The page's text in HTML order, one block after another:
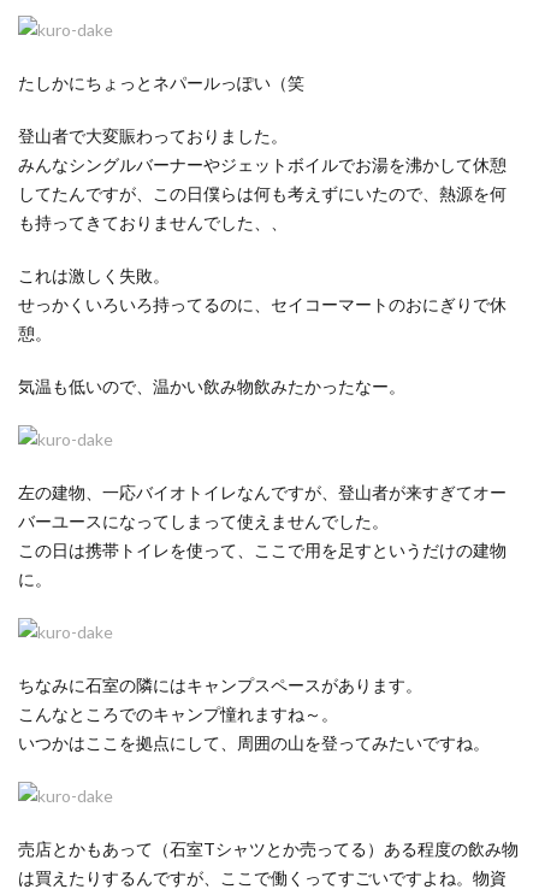
たしかにちょっとネパールっぽい（笑
登山者で大変賑わっておりました。
みんなシングルバーナーやジェットボイルでお湯を沸かして休憩
してたんですが、この日僕らは何も考えずにいたので、熱源を何
も持ってきておりませんでした、、
これは激しく失敗。
せっかくいろいろ持ってるのに、セイコーマートのおにぎりで休
憩。
気温も低いので、温かい飲み物飲みたかったなー。
左の建物、一応バイオトイレなんですが、登山者が来すぎてオー
バーユースになってしまって使えませんでした。
この日は携帯トイレを使って、ここで用を足すというだけの建物
に。
ちなみに石室の隣にはキャンプスペースがあります。
こんなところでのキャンプ憧れますね～。
いつかはここを拠点にして、周囲の山を登ってみたいですね。
売店とかもあって（石室Tシャツとか売ってる）ある程度の飲み物
は買えたりするんですが、ここで働くってすごいですよね。物資